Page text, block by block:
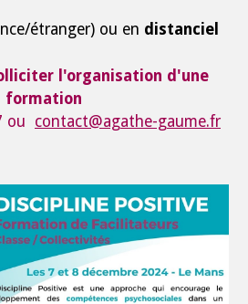
étranger) ou en distanciel
l'organisation d'une
formation
ou contact@agathe-gaume.fr